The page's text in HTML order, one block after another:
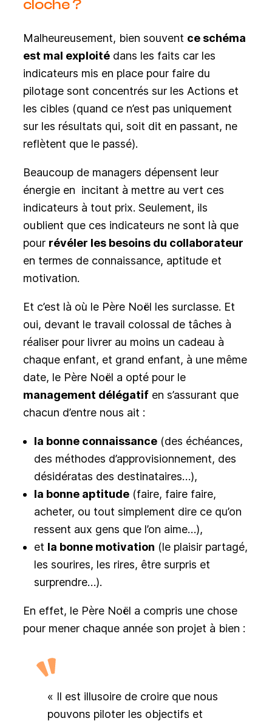
cloche ?
Malheureusement, bien souvent ce schéma
est mal exploité dans les faits car les
indicateurs mis en place pour faire du
pilotage sont concentrés sur les Actions et
les cibles (quand ce n’est pas uniquement
sur les résultats qui, soit dit en passant, ne
reflètent que le passé).
Beaucoup de managers dépensent leur
énergie en incitant à mettre au vert ces
indicateurs à tout prix. Seulement, ils
oublient que ces indicateurs ne sont là que
pour révéler les besoins du collaborateur
en termes de connaissance, aptitude et
motivation.
Et c’est là où le Père Noël les surclasse. Et
oui, devant le travail colossal de tâches à
réaliser pour livrer au moins un cadeau à
chaque enfant, et grand enfant, à une même
date, le Père Noël a opté pour le
management délégatif en s’assurant que
chacun d’entre nous ait :
la bonne connaissance (des échéances,
des méthodes d’approvisionnement, des
désidératas des destinataires…),
la bonne aptitude (faire, faire faire,
acheter, ou tout simplement dire ce qu’on
ressent aux gens que l’on aime…),
et la bonne motivation (le plaisir partagé,
les sourires, les rires, être surpris et
surprendre…).
En effet, le Père Noël a compris une chose
pour mener chaque année son projet à bien :
« Il est illusoire de croire que nous
pouvons piloter les objectifs et